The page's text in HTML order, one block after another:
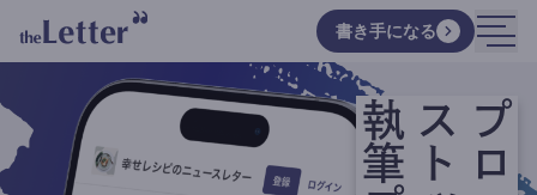
書き手になる